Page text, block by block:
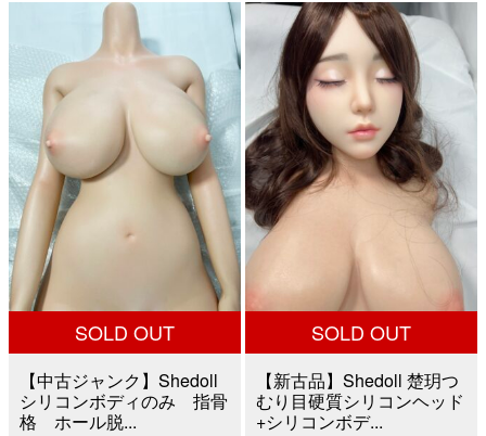
は
¥100,000
で
し
た。
格
は
¥50,000
で
す。
格
は
¥50,000
で
し
た。
価
格
は
で
す。
SOLD OUT
【中古ジャンク】Shedoll
シリコンボディのみ 指骨
格 ホール脱...
SOLD OUT
【新古品】Shedoll 楚玥つ
むり目硬質シリコンヘッド
+シリコンボデ...